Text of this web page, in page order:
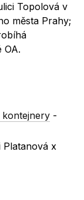
Topolová v
města Prahy;
OA.
kontejnery -
Platanová x